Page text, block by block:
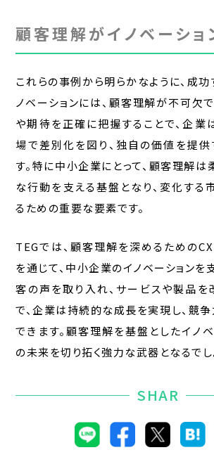
顧客理解がイノベーショ
これらの事例から明らかなように、成
ノベーションには、顧客理解が不可欠
や期待を正確に把握することで、企業
場で差別化を図り、独自の価値を提供
す。特に中小企業にとって、顧客理解
な行動を支える基盤となり、変化する
るための重要な要素です。
TEGでは、顧客理解を深めるための
を通じて、中小企業のイノベーションを
客の声を取り入れ、サービスや製品を
で、企業は持続的な成長を実現し、競
できます。顧客理解を基盤としたイノ
の未来を切り拓く強力な武器となるでし
SHAR